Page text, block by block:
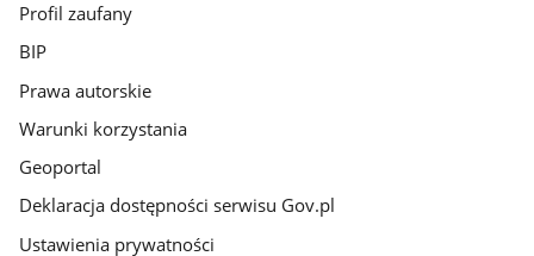
Profil zaufany
BIP
Prawa autorskie
Warunki korzystania
Geoportal
Deklaracja dostępności serwisu Gov.pl
Ustawienia prywatności